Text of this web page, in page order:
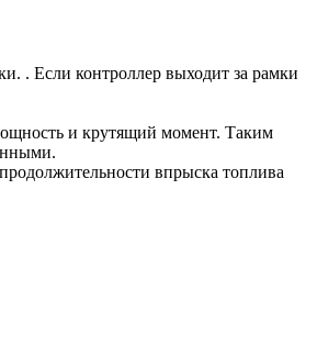
. . Если контроллер выходит за рамки
и крутящий момент. Таким
.
продолжительности впрыска топлива